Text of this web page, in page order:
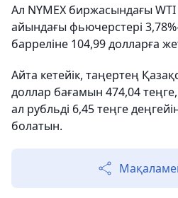
Ал NYMEX биржасындағы
айындағы фьючерстері
барреліне 104,99 долларға
Айта кетейік, таңертең
доллар бағамын 474,04
ал рубльді 6,45 теңге
болатын.